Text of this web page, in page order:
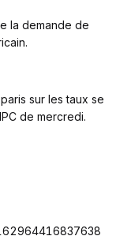
la demande de
sur les taux se
de mercredi.